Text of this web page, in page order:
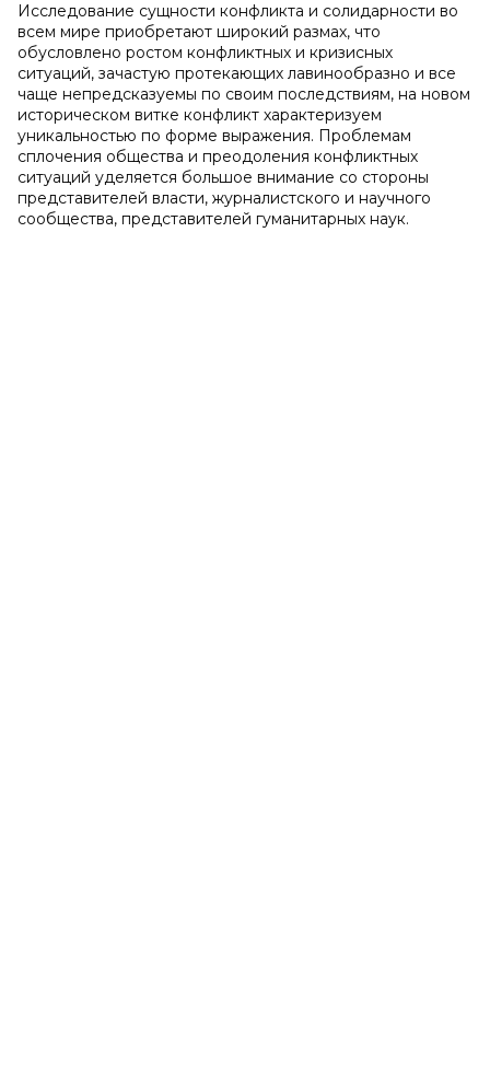
Исследование сущности конфликта и солидарности во
всем мире приобретают широкий размах, что
обусловлено ростом конфликтных и кризисных
ситуаций, зачастую протекающих лавинообразно и все
чаще непредсказуемы по своим последствиям, на новом
историческом витке конфликт характеризуем
уникальностью по форме выражения. Проблемам
сплочения общества и преодоления конфликтных
ситуаций уделяется большое внимание со стороны
представителей власти, журналистского и научного
сообщества, представителей гуманитарных наук.